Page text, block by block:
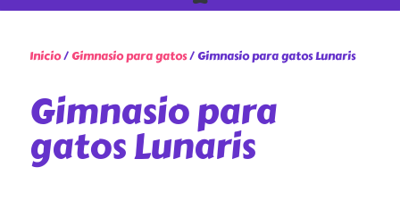
Inicio/Gimnasio para gatos/ Gimnasio para gatos Lunaris
Gimnasio para
gatos Lunaris